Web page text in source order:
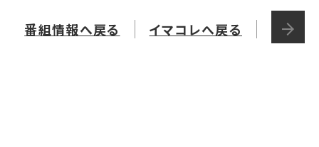
イマコレへ戻る
番組情報へ戻る